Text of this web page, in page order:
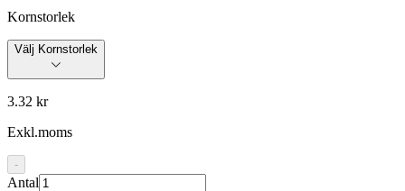
Kornstorlek
Välj Kornstorlek
3.32 kr
Exkl.moms
-
Antal